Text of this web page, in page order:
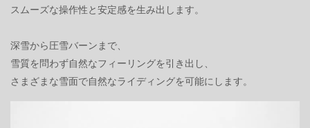
スムーズな操作性と安定感を生み出します。
深雪から圧雪バーンまで、
雪質を問わず自然なフィーリングを引き出し、
さまざまな雪面で自然なライディングを可能にします。